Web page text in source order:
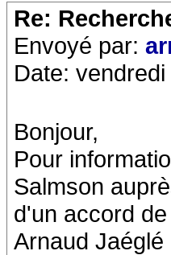
Re:
Envoyé par:
Date:
Bonjour,
Pour
Salmson
d'un accord
Arnaud Jaéglé